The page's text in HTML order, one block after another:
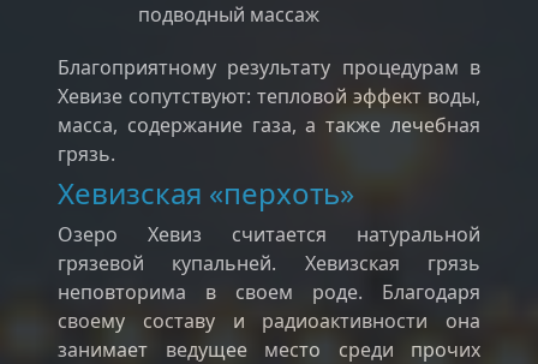
подводный массаж
Благоприятному результату процедурам в
Хевизе сопутствуют: тепловой эффект воды,
масса, содержание газа, а также лечебная
грязь.
Хевизская «перхоть»
Озеро Хевиз считается натуральной
грязевой купальней. Хевизская грязь
неповторима в своем роде. Благодаря
своему составу и радиоактивности она
занимает ведущее место среди прочих